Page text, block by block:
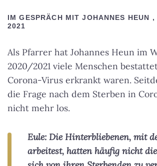
IM GESPRÄCH MIT JOHANNES HEUN
2021
Als Pfarrer hat Johannes Heun im
2020/2021 viele Menschen
Corona-Virus erkrankt waren.
die Frage nach dem Sterben in
nicht mehr los.
Eule: Die Hinterbliebenen, mit
arbeitest, hatten häufig nicht